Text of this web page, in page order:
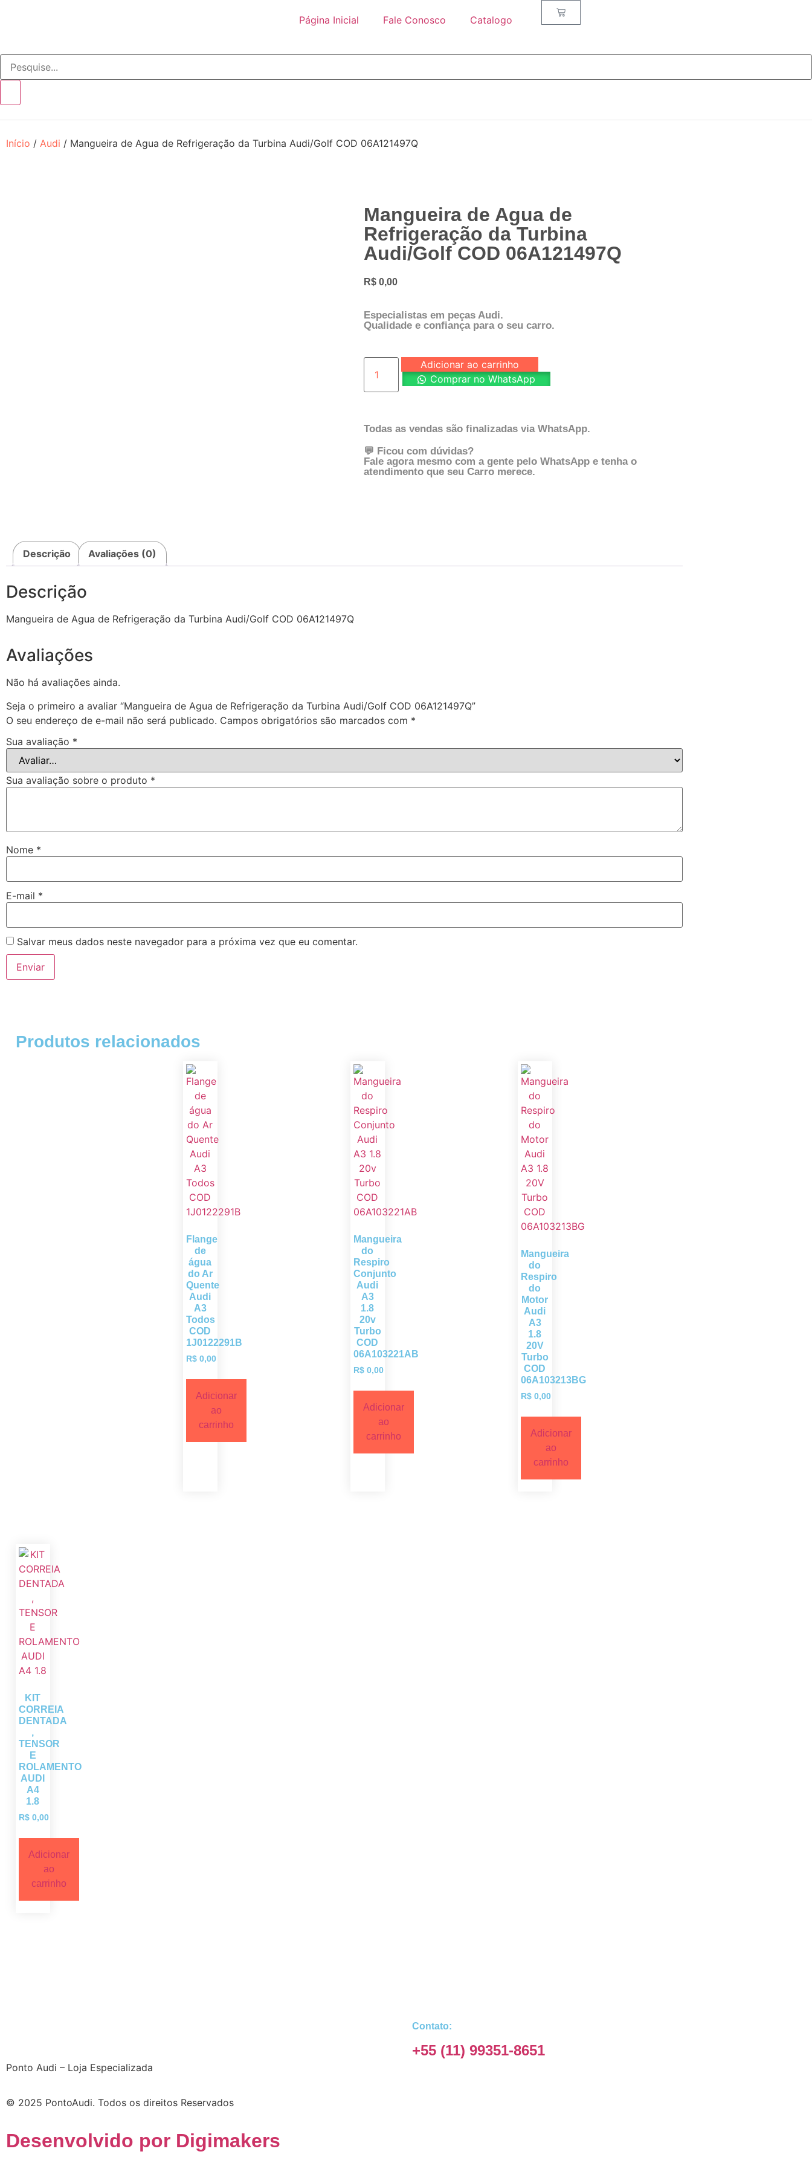
Página Inicial Fale Conosco Catalogo
Início / Audi / Mangueira de Agua de Refrigeração da Turbina Audi/Golf COD 06A121497Q
Mangueira de Agua de
Refrigeração da Turbina
Audi/Golf COD 06A121497Q
R$ 0,00
Especialistas em peças Audi.
Qualidade e confiança para o seu carro.
Adicionar ao carrinho
Comprar no WhatsApp
Todas as vendas são finalizadas via WhatsApp.
💬 Ficou com dúvidas?
Fale agora mesmo com a gente pelo WhatsApp e tenha o
atendimento que seu Carro merece.
Descrição Avaliações (0)
Descrição
Mangueira de Agua de Refrigeração da Turbina Audi/Golf COD 06A121497Q
Avaliações
Não há avaliações ainda.
Seja o primeiro a avaliar “Mangueira de Agua de Refrigeração da Turbina Audi/Golf COD 06A121497Q”
O seu endereço de e-mail não será publicado. Campos obrigatórios são marcados com *
Sua avaliação *
Sua avaliação sobre o produto *
Nome *
E-mail *
Salvar meus dados neste navegador para a próxima vez que eu comentar.
Produtos relacionados
Flange
de
água
do Ar
Quente
Audi
A3
Todos
COD
1J0122291B
R$ 0,00
Adicionar
ao
carrinho
Mangueira
do
Respiro
Conjunto
Audi
A3
1.8
20v
Turbo
COD
06A103221AB
R$ 0,00
Adicionar
ao
carrinho
Mangueira
do
Respiro
do
Motor
Audi
A3
1.8
20V
Turbo
COD
06A103213BG
R$ 0,00
Adicionar
ao
carrinho
KIT
CORREIA
DENTADA
,
TENSOR
E
ROLAMENTO
AUDI
A4
1.8
R$ 0,00
Adicionar
ao
carrinho
Ponto Audi – Loja Especializada
Contato:
+55 (11) 99351-8651
© 2025 PontoAudi. Todos os direitos Reservados
Desenvolvido por Digimakers